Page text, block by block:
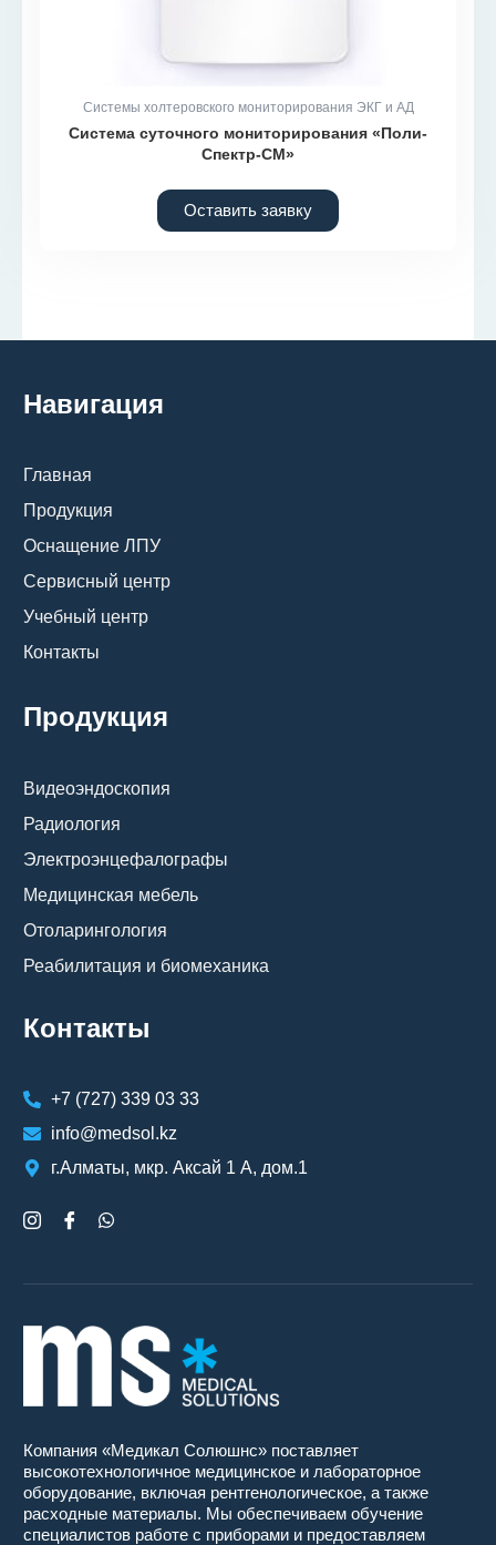
Системы холтеровского мониторирования ЭКГ и АД
Система суточного мониторирования «Поли-
Спектр-СМ»
Оставить заявку
Навигация
Главная
Продукция
Оснащение ЛПУ
Сервисный центр
Учебный центр
Контакты
Продукция
Видеоэндоскопия
Радиология
Электроэнцефалографы
Медицинская мебель
Отоларингология
Реабилитация и биомеханика
Контакты
+7 (727) 339 03 33
info@medsol.kz
г.Алматы, мкр. Аксай 1 А, дом.1
Компания «Медикал Солюшнс» поставляет
высокотехнологичное медицинское и лабораторное
оборудование, включая рентгенологическое, а также
расходные материалы. Мы обеспечиваем обучение
специалистов работе с приборами и предоставляем